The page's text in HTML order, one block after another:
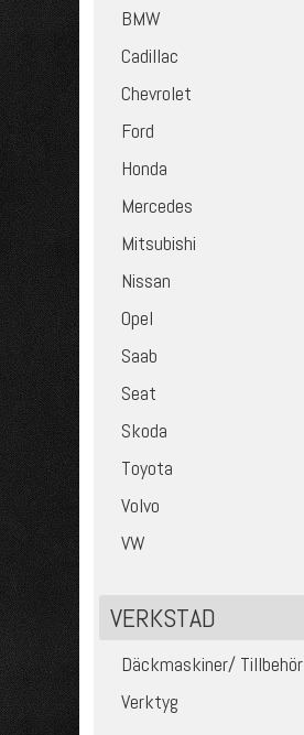
BMW
Cadillac
Chevrolet
Ford
Honda
Mercedes
Mitsubishi
Nissan
Opel
Saab
Seat
Skoda
Toyota
Volvo
VW
VERKSTAD
Däckmaskiner/ Tillbehör
Verktyg